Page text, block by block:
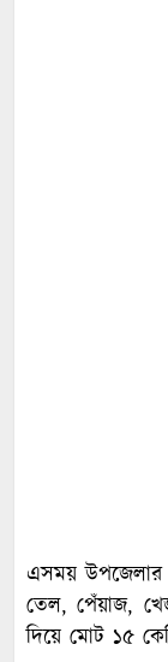
এসময় উপজেলার
তেল, পেঁয়াজ,
দিয়ে মোট ১৫